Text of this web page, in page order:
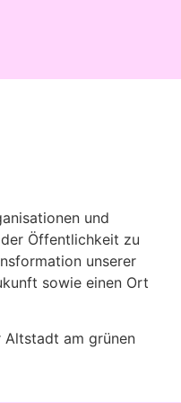
und
Öffentlichkeit zu
unserer
sowie einen Ort
Altstadt am grünen